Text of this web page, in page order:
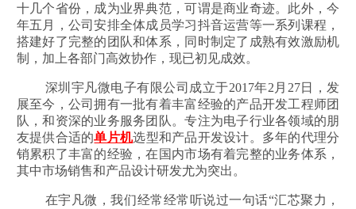
十几个省份，成为业界典范，可谓是商业奇迹。此外，今
年五月，公司安排全体成员学习抖音运营等一系列课程，
搭建好了完整的团队和体系，同时制定了成熟有效激励机
制，加上各部门高效协作，现已初见成效。
深圳宇凡微电子有限公司成立于2017年2月27日，发
展至今，公司拥有一批有着丰富经验的产品开发工程师团
队，和资深的业务服务团队。专注为电子行业各领域的朋
友提供合适的单片机选型和产品开发设计。多年的代理分
销累积了丰富的经验，在国内市场有着完整的业务体系，
其中市场销售和产品设计研发尤为突出。
在宇凡微，我们经常经常听说过一句话“汇芯聚力，